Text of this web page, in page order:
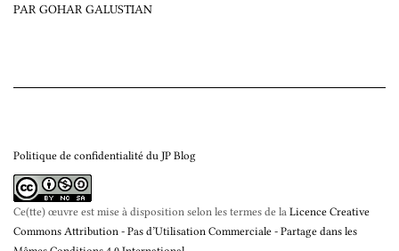
PAR GOHAR GALUSTIAN
Politique de confidentialité du JP Blog
Ce(tte) œuvre est mise à disposition selon les termes de la Licence Creative
Commons Attribution - Pas d’Utilisation Commerciale - Partage dans les